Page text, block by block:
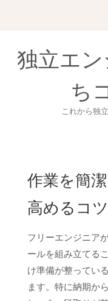
独立エ
ち
これから独
作業を簡
高めるコツ
フリーエンジニア
ールを組み立てる
け準備が整ってい
ます。特に納期か